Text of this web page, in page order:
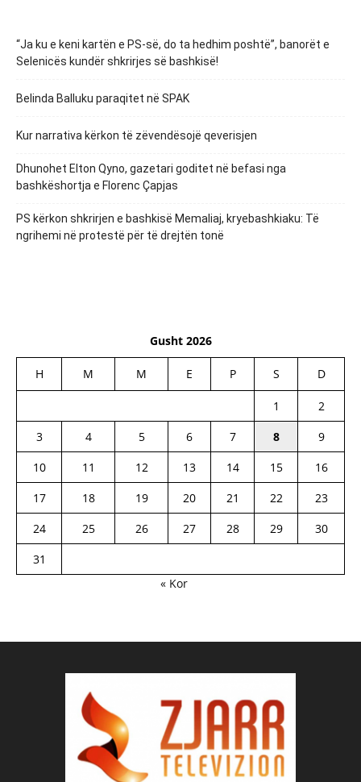
“Ja ku e keni kartën e PS-së, do ta hedhim poshtë”, banorët e
Selenicës kundër shkrirjes së bashkisë!
Belinda Balluku paraqitet në SPAK
Kur narrativa kërkon të zëvendësojë qeverisjen
Dhunohet Elton Qyno, gazetari goditet në befasi nga
bashkëshortja e Florenc Çapjas
PS kërkon shkrirjen e bashkisë Memaliaj, kryebashkiaku: Të
ngrihemi në protestë për të drejtën tonë
Gusht 2026
H M M E P S D
1
2
3
4 5 6 7 8
9
10
11 12 13 14 15
16
17
18 19 20 21 22
23
24
25 26 27 28 29
30
31
« Kor